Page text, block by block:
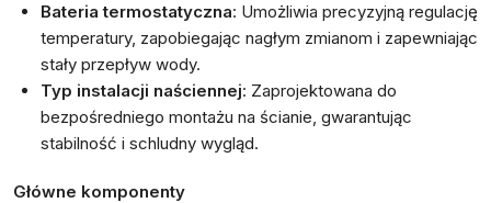
Bateria termostatyczna: Umożliwia precyzyjną regulację
temperatury, zapobiegając nagłym zmianom i zapewniając
stały przepływ wody.
Typ instalacji naściennej: Zaprojektowana do
bezpośredniego montażu na ścianie, gwarantując
stabilność i schludny wygląd.
Główne komponenty